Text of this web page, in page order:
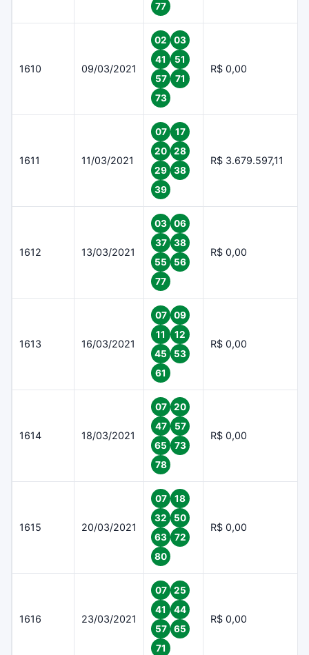
77
1610 09/03/2021
02
03
41
51
57
71
73
R$ 0,00
1611 11/03/2021
07
17
20
28
29
38
39
R$ 3.679.597,11
1612 13/03/2021
03
06
37
38
55
56
77
R$ 0,00
1613 16/03/2021
07
09
11
12
45
53
61
R$ 0,00
1614 18/03/2021
07
20
47
57
65
73
78
R$ 0,00
1615 20/03/2021
07
18
32
50
63
72
80
R$ 0,00
1616 23/03/2021
07
25
41
44
57
65
71
R$ 0,00